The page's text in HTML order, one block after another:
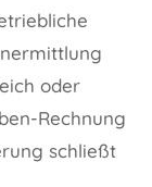
oder
Rechnung
schließt